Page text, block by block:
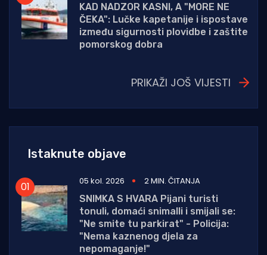
KAD NADZOR KASNI, A "MORE NE
ČEKA": Lučke kapetanije i ispostave
između sigurnosti plovidbe i zaštite
pomorskog dobra
PRIKAŽI JOŠ VIJESTI
Istaknute objave
05 kol. 2026
2 MIN. ČITANJA
SNIMKA S HVARA Pijani turisti
tonuli, domaći snimalli i smijali se:
"Ne smite tu parkirat" - Policija:
"Nema kaznenog djela za
nepomaganje!"